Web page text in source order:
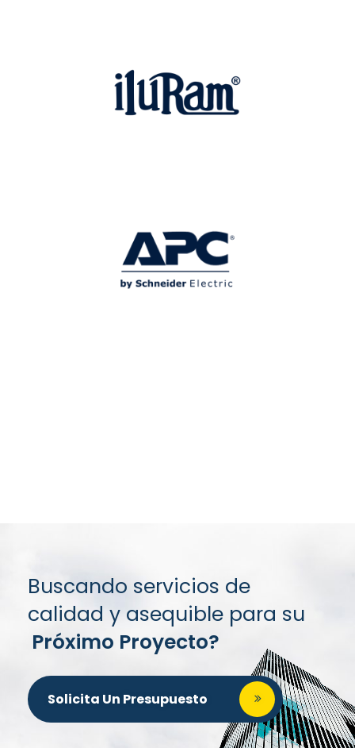
Buscando servicios de
calidad y asequible para su
Próximo Proyecto?
Solicita Un Presupuesto